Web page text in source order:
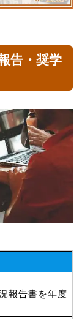
告・奨学
報告書を年度